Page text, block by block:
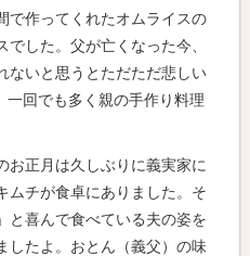
で作ってくれたオムライスの
した。父が亡くなった今、
ないと思うとただただ悲しい
一回でも多く親の手作り料理
お正月は久しぶりに義実家に
ムチが食卓にありました。そ
と喜んで食べている夫の姿を
したよ。おとん（義父）の味